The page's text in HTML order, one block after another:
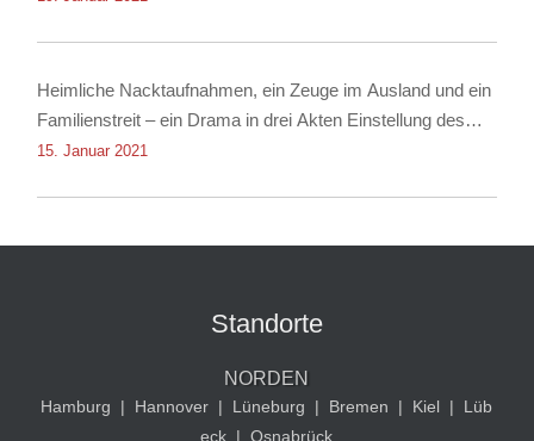
Heimliche Nacktaufnahmen, ein Zeuge im Ausland und ein
Familienstreit – ein Drama in drei Akten Einstellung des
Verfahrens dank Rechtsanwalt für Strafrecht Christian
15. Januar 2021
Standorte
NORDEN
Hamburg | Hannover | Lüneburg | Bremen | Kiel |
Lüb
eck | Osnabrück